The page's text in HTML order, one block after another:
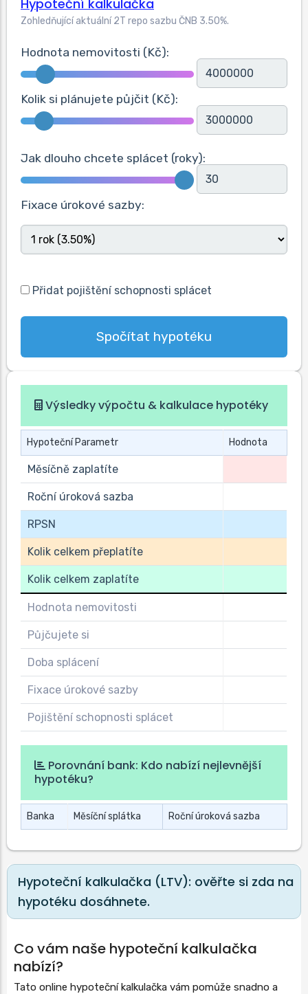
Hypoteční kalkulačka
Zohledňující aktuální 2T repo sazbu ČNB 3.50%.
Hodnota nemovitosti (Kč):
Kolik si plánujete půjčit (Kč):
Jak dlouho chcete splácet (roky):
Fixace úrokové sazby:
Přidat pojištění schopnosti splácet
Spočítat hypotéku
Výsledky výpočtu & kalkulace hypotéky
Hypoteční Parametr Hodnota
Měsíčně zaplatíte
Roční úroková sazba
RPSN
Kolik celkem přeplatíte
Kolik celkem zaplatíte
Hodnota nemovitosti
Půjčujete si
Doba splácení
Fixace úrokové sazby
Pojištění schopnosti splácet
Porovnání bank: Kdo nabízí nejlevnější
hypotéku?
Banka Měsíční splátka Roční úroková sazba
Hypoteční kalkulačka (LTV): ověřte si zda na
hypotéku dosáhnete.
Co vám naše hypoteční kalkulačka
nabízí?
Tato online hypoteční kalkulačka vám pomůže snadno a